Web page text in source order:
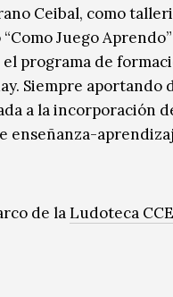
Ceibal, como
Juego
programa de
Siempre aportando
a la incorporación
enseñanza-
de laLudoteca CCE